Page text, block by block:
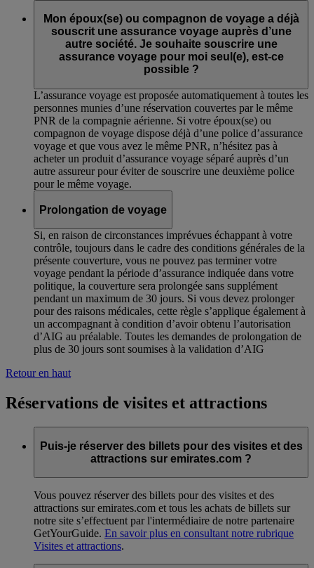
Mon époux(se) ou compagnon de voyage a déjà
souscrit une assurance voyage auprès d’une
autre société. Je souhaite souscrire une
assurance voyage pour moi seul(e), est-ce
possible ?
L’assurance voyage est proposée automatiquement à toutes les
personnes munies d’une réservation couvertes par le même
PNR de la compagnie aérienne. Si votre époux(se) ou
compagnon de voyage dispose déjà d’une police d’assurance
voyage et que vous avez le même PNR, n’hésitez pas à
acheter un produit d’assurance voyage séparé auprès d’un
autre assureur pour éviter de souscrire une deuxième police
pour le même voyage.
Prolongation de voyage
Si, en raison de circonstances imprévues échappant à votre
contrôle, toujours dans le cadre des conditions générales de la
présente couverture, vous ne pouvez pas terminer votre
voyage pendant la période d’assurance indiquée dans votre
politique, la couverture sera prolongée sans supplément
pendant un maximum de 30 jours. Si vous devez prolonger
pour des raisons médicales, cette règle s’applique également à
un accompagnant à condition d’avoir obtenu l’autorisation
d’AIG au préalable. Toutes les demandes de prolongation de
plus de 30 jours sont soumises à la validation d’AIG
Retour en haut
Réservations de visites et attractions
Puis-je réserver des billets pour des visites et des
attractions sur emirates.com ?
Vous pouvez réserver des billets pour des visites et des
attractions sur emirates.com et tous les achats de billets sur
notre site s’effectuent par l'intermédiaire de notre partenaire
GetYourGuide. En savoir plus en consultant notre rubrique
Visites et attractions.